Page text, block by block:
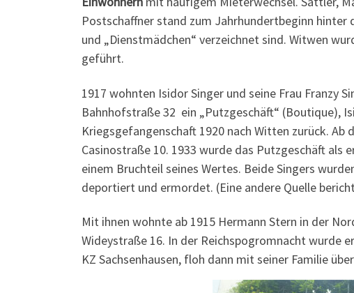
Postschaffner stand zum Jahrhundertbeginn hinter
und „Dienstmädchen“ verzeichnet sind. Witwen
geführt.
1917 wohnten Isidor Singer und seine Frau Franzy
Bahnhofstraße 32 ein „Putzgeschäft“ (Boutique),
Kriegsgefangenschaft 1920 nach Witten zurück.
Casinostraße 10. 1933 wurde das Putzgeschäft als
einem Bruchteil seines Wertes. Beide Singers
deportiert und ermordet. (Eine andere Quelle
Mit ihnen wohnte ab 1915 Hermann Stern in der
Wideystraße 16. In der Reichspogromnacht wurde
KZ Sachsenhausen, floh dann mit seiner Familie